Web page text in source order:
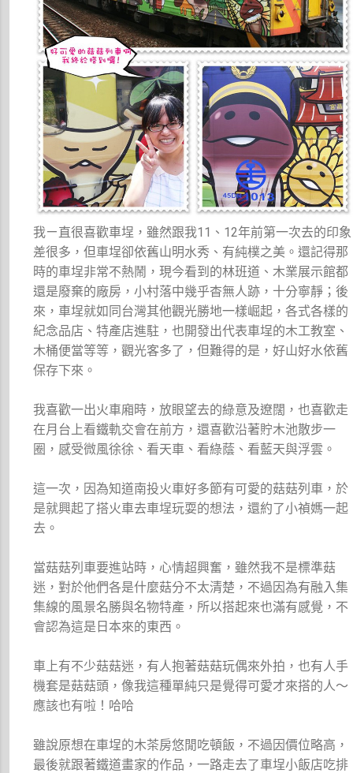
我ㄧ直很喜歡車埕，雖然跟我11、12年前第一次去的印象
差很多，但車埕卻依舊山明水秀、有純樸之美。還記得那
時的車埕非常不熱鬧，現今看到的林班道、木業展示館都
還是廢棄的廠房，小村落中幾乎杳無人跡，十分寧靜；後
來，車埕就如同台灣其他觀光勝地一樣崛起，各式各樣的
紀念品店、特產店進駐，也開發出代表車埕的木工教室、
木桶便當等等，觀光客多了，但難得的是，好山好水依舊
保存下來。
我喜歡一出火車廂時，放眼望去的綠意及遼闊，也喜歡走
在月台上看鐵軌交會在前方，還喜歡沿著貯木池散步一
圈，感受微風徐徐、看天車、看綠蔭、看藍天與浮雲。
這一次，因為知道南投火車好多節有可愛的菇菇列車，於
是就興起了搭火車去車埕玩耍的想法，還約了小禎媽一起
去。
當菇菇列車要進站時，心情超興奮，雖然我不是標準菇
迷，對於他們各是什麼菇分不太清楚，不過因為有融入集
集線的風景名勝與名物特產，所以搭起來也滿有感覺，不
會認為這是日本來的東西。
車上有不少菇菇迷，有人抱著菇菇玩偶來外拍，也有人手
機套是菇菇頭，像我這種單純只是覺得可愛才來搭的人～
應該也有啦！哈哈
雖說原想在車埕的木茶房悠閒吃頓飯，不過因價位略高，
最後就跟著鐵道畫家的作品，一路走去了車埕小飯店吃排